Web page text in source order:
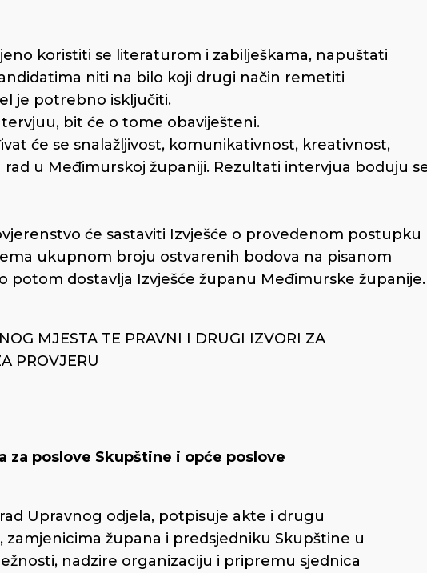
koristiti se literaturom i zabilješkama, napuštati
niti na bilo koji drugi način remetiti
je potrebno isključiti.
bit će o tome obaviješteni.
će se snalažljivost, komunikativnost, kreativnost,
rad u Međimurskoj županiji. Rezultati intervjua boduju
će sastaviti Izvješće o provedenom postupku
ukupnom broju ostvarenih bodova na pisanom
potom dostavlja Izvješće županu Međimurske županije.
MJESTA TE PRAVNI I DRUGI IZVORI ZA
PROVJERU
za poslove Skupštine i opće poslove
Upravnog odjela, potpisuje akte i drugu
župana i predsjedniku Skupštine u
nadzire organizaciju i pripremu sjednica